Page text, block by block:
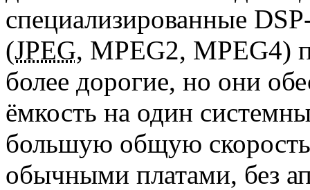
специализированные
(JPEG, MPEG2, MPEG4)
более дорогие, но они
ёмкость на один
большую общую скорость
обычными платами, без